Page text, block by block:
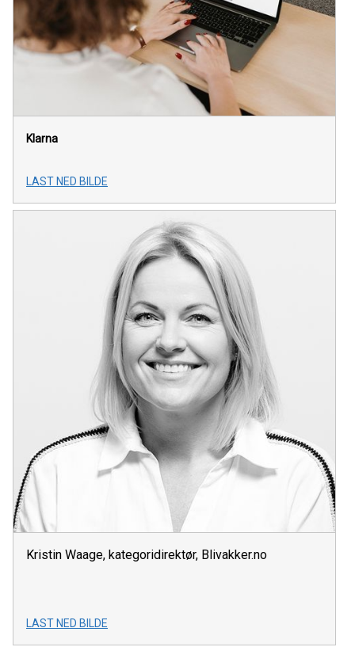
Klarna
LAST NED BILDE
Kristin Waage, kategoridirektør, Blivakker.no
LAST NED BILDE